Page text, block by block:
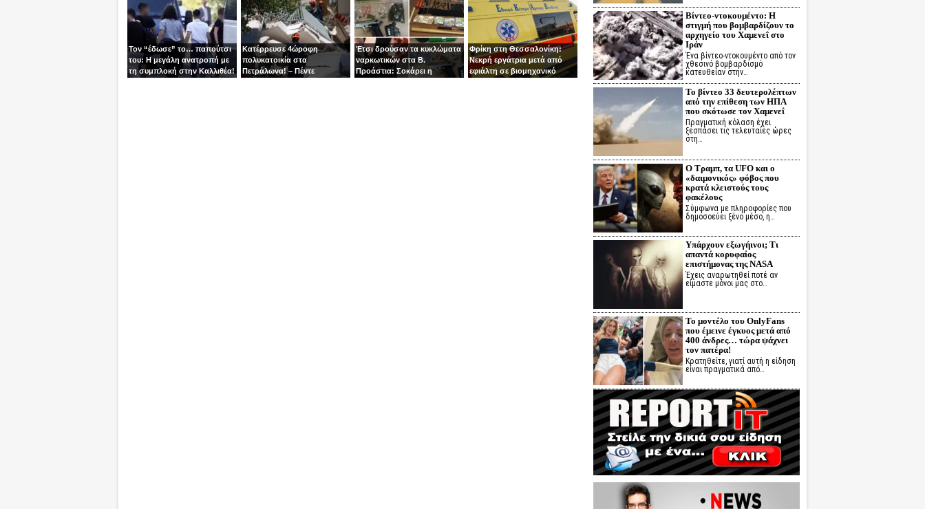
χειριστής
Τον “έδωσε” το… παπούτσι
του: Η μεγάλη ανατροπή με
τη συμπλοκή στην Καλλιθέα!
Κατέρρευσε 4ώροφη
πολυκατοικία στα
Πετράλωνα! – Πέντε
Έτσι δρούσαν τα κυκλώματα
ναρκωτικών στα Β.
Προάστια: Σοκάρει η
Φρίκη στη Θεσσαλονίκη:
Νεκρή εργάτρια μετά από
εφιάλτη σε βιομηχανικό
Βίντεο-ντοκουμέντο: Η
στιγμή που βομβαρδίζουν το
αρχηγείο του Χαμενεΐ στο
Ιράν
Ένα βίντεο-ντοκουμέντο από τον
χθεσινό βομβαρδισμό
κατευθείαν στην…
Το βίντεο 33 δευτερολέπτων
από την επίθεση των ΗΠΑ
που σκότωσε τον Χαμενεΐ
Πραγματική κόλαση έχει
ξεσπάσει τις τελευταίες ώρες
στη…
Ο Τραμπ, τα UFO και ο
«δαιμονικός» φόβος που
κρατά κλειστούς τους
φακέλους
Σύμφωνα με πληροφορίες που
δημοσοεύει ξένο μέσο, η…
Υπάρχουν εξωγήινοι; Τι
απαντά κορυφαίος
επιστήμονας της NASA
Έχεις αναρωτηθεί ποτέ αν
είμαστε μόνοι μας στο…
Το μοντέλο του OnlyFans
που έμεινε έγκυος μετά από
400 άνδρες… τώρα ψάχνει
τον πατέρα!
Κρατηθείτε, γιατί αυτή η είδηση
είναι πραγματικά από…